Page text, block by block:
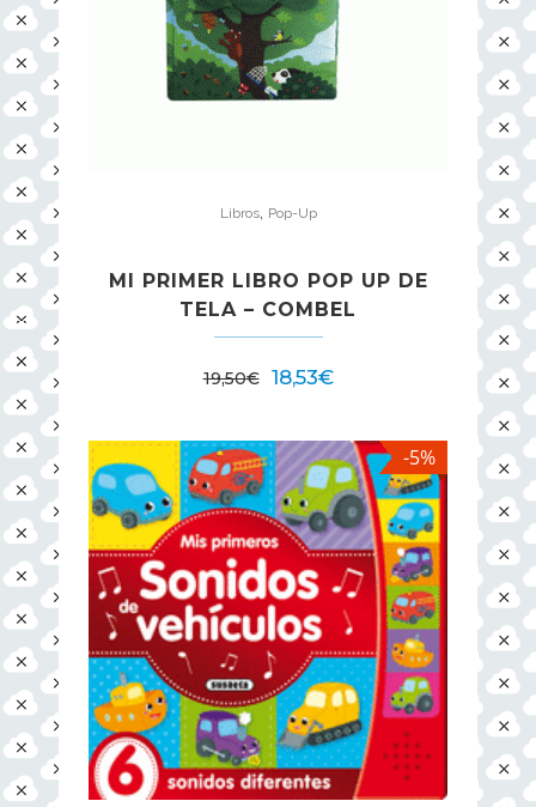
Libros, Pop-Up
MI PRIMER LIBRO POP UP DE
TELA – COMBEL
19,50€ 18,53€
-5%